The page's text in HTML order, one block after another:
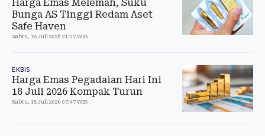
Harga Emas Melemah, Suku
Bunga AS Tinggi Redam Aset
Safe Haven
Sabtu, 18 Juli 2026 21:07 WIB
EKBIS
Harga Emas Pegadaian Hari Ini
18 Juli 2026 Kompak Turun
Sabtu, 18 Juli 2026 07:47 WIB